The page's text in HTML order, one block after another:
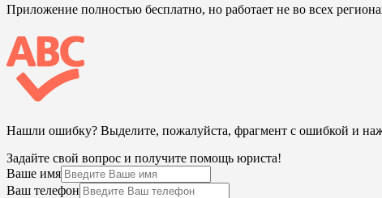
Приложение полностью бесплатно, но работает не во всех
Нашли ошибку? Выделите, пожалуйста, фрагмент с ошибкой и
Задайте свой вопрос и получите помощь юриста!
Ваше имя
Ваш телефон